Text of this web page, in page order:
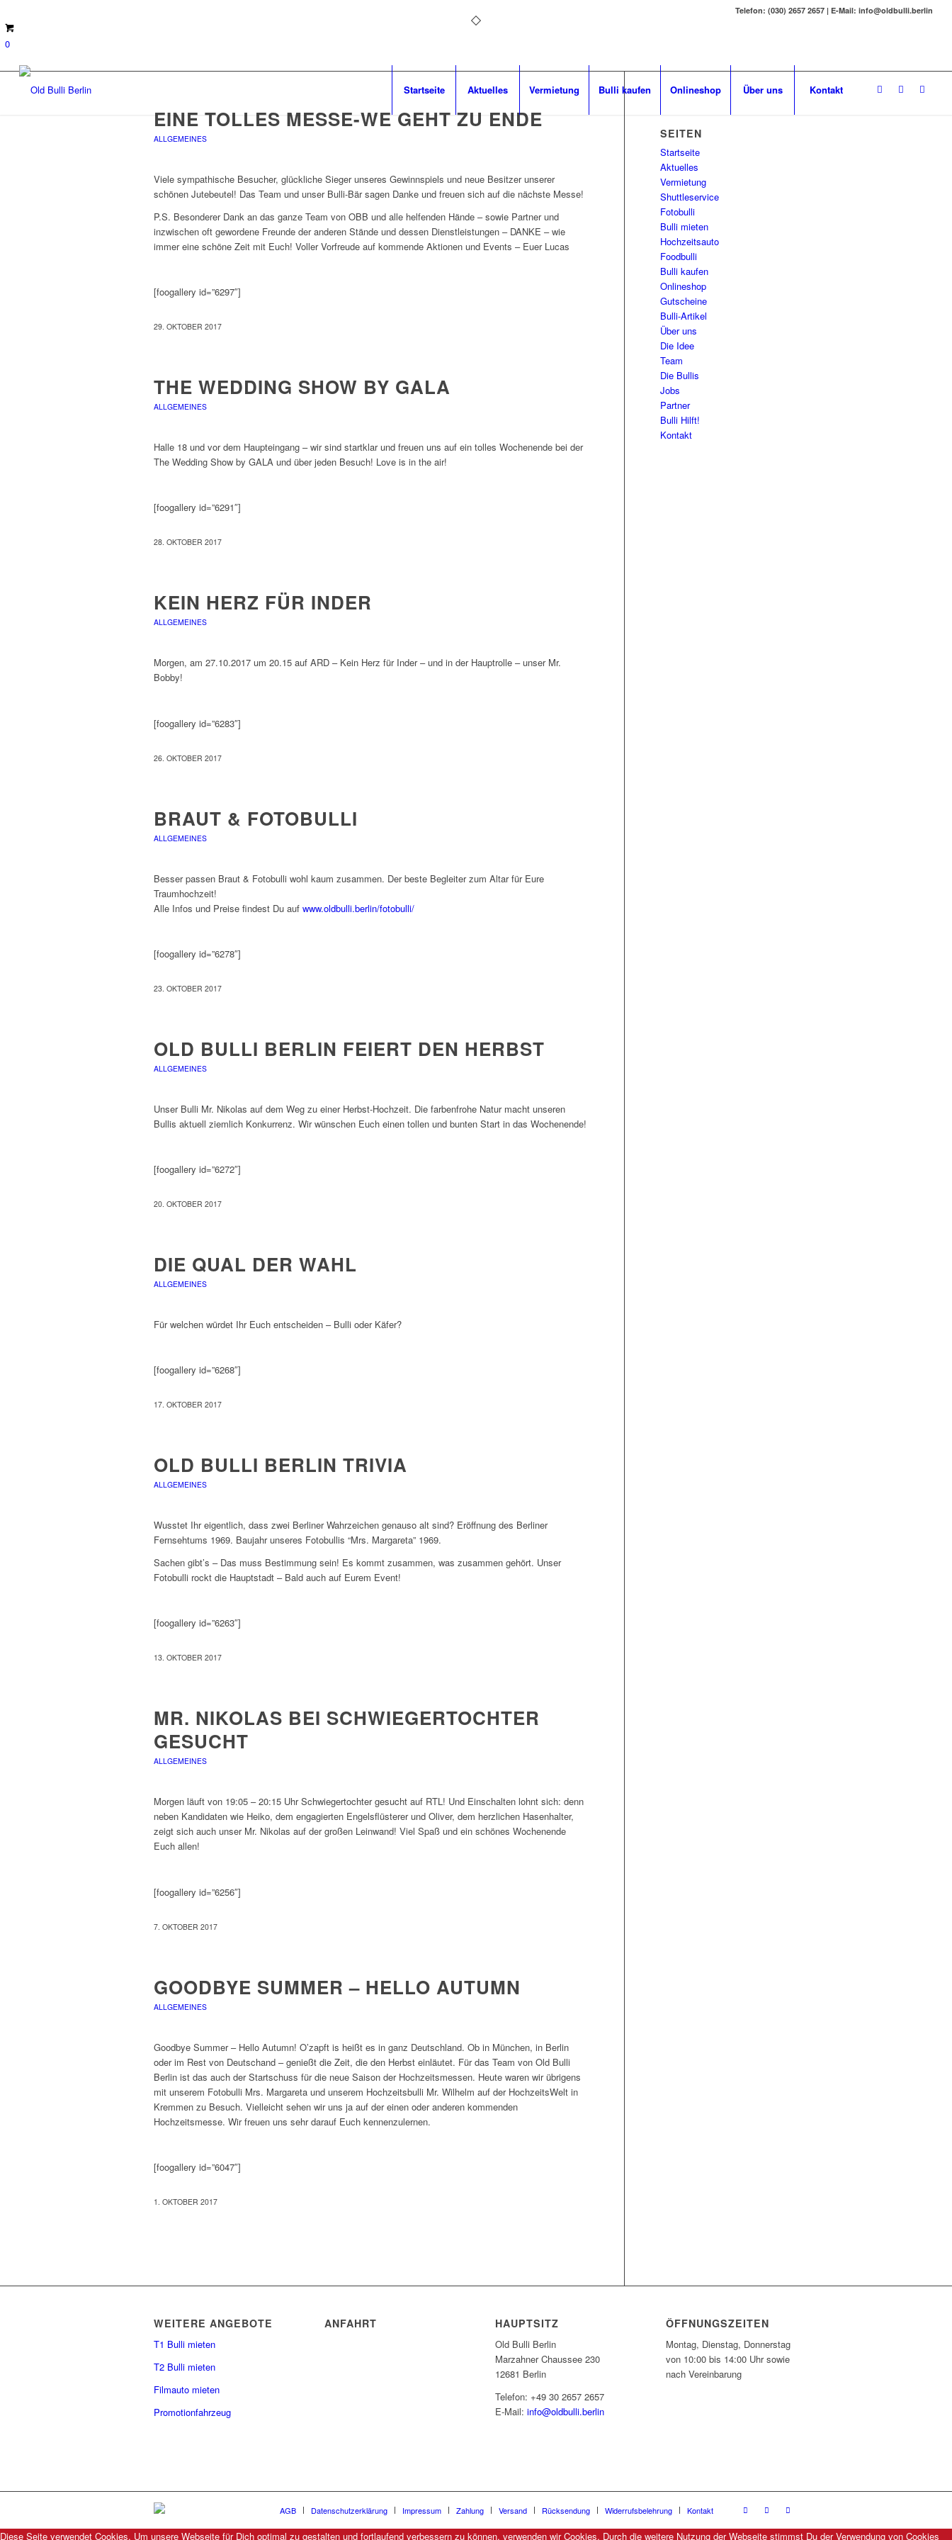
Telefon: (030) 2657 2657 | E-Mail: info@oldbulli.berlin
0
Startseite Aktuelles Vermietung Bulli kaufen Onlineshop Über uns Kontakt
EINE TOLLES MESSE-WE GEHT ZU ENDE
ALLGEMEINES
Viele sympathische Besucher, glückliche Sieger unseres Gewinnspiels und neue Besitzer unserer
schönen Jutebeutel! Das Team und unser Bulli-Bär sagen Danke und freuen sich auf die nächste Messe!
P.S. Besonderer Dank an das ganze Team von OBB und alle helfenden Hände – sowie Partner und
inzwischen oft gewordene Freunde der anderen Stände und dessen Dienstleistungen – DANKE – wie
immer eine schöne Zeit mit Euch! Voller Vorfreude auf kommende Aktionen und Events – Euer Lucas
[foogallery id=”6297″]
29. OKTOBER 2017
THE WEDDING SHOW BY GALA
ALLGEMEINES
Halle 18 und vor dem Haupteingang – wir sind startklar und freuen uns auf ein tolles Wochenende bei der
The Wedding Show by GALA und über jeden Besuch! Love is in the air!
[foogallery id=”6291″]
28. OKTOBER 2017
KEIN HERZ FÜR INDER
ALLGEMEINES
Morgen, am 27.10.2017 um 20.15 auf ARD – Kein Herz für Inder – und in der Hauptrolle – unser Mr.
Bobby!
[foogallery id=”6283″]
26. OKTOBER 2017
BRAUT & FOTOBULLI
ALLGEMEINES
Besser passen Braut & Fotobulli wohl kaum zusammen. Der beste Begleiter zum Altar für Eure
Traumhochzeit!
Alle Infos und Preise findest Du auf www.oldbulli.berlin/fotobulli/
[foogallery id=”6278″]
23. OKTOBER 2017
OLD BULLI BERLIN FEIERT DEN HERBST
ALLGEMEINES
Unser Bulli Mr. Nikolas auf dem Weg zu einer Herbst-Hochzeit. Die farbenfrohe Natur macht unseren
Bullis aktuell ziemlich Konkurrenz. Wir wünschen Euch einen tollen und bunten Start in das Wochenende!
[foogallery id=”6272″]
20. OKTOBER 2017
DIE QUAL DER WAHL
ALLGEMEINES
Für welchen würdet Ihr Euch entscheiden – Bulli oder Käfer?
[foogallery id=”6268″]
17. OKTOBER 2017
OLD BULLI BERLIN TRIVIA
ALLGEMEINES
Wusstet Ihr eigentlich, dass zwei Berliner Wahrzeichen genauso alt sind? Eröffnung des Berliner
Fernsehtums 1969. Baujahr unseres Fotobullis “Mrs. Margareta” 1969.
Sachen gibt’s – Das muss Bestimmung sein! Es kommt zusammen, was zusammen gehört. Unser
Fotobulli rockt die Hauptstadt – Bald auch auf Eurem Event!
[foogallery id=”6263″]
13. OKTOBER 2017
MR. NIKOLAS BEI SCHWIEGERTOCHTER
GESUCHT
ALLGEMEINES
Morgen läuft von 19:05 – 20:15 Uhr Schwiegertochter gesucht auf RTL! Und Einschalten lohnt sich: denn
neben Kandidaten wie Heiko, dem engagierten Engelsflüsterer und Oliver, dem herzlichen Hasenhalter,
zeigt sich auch unser Mr. Nikolas auf der großen Leinwand! Viel Spaß und ein schönes Wochenende
Euch allen!
[foogallery id=”6256″]
7. OKTOBER 2017
GOODBYE SUMMER – HELLO AUTUMN
ALLGEMEINES
Goodbye Summer – Hello Autumn! O’zapft is heißt es in ganz Deutschland. Ob in München, in Berlin
oder im Rest von Deutschand – genießt die Zeit, die den Herbst einläutet. Für das Team von Old Bulli
Berlin ist das auch der Startschuss für die neue Saison der Hochzeitsmessen. Heute waren wir übrigens
mit unserem Fotobulli Mrs. Margareta und unserem Hochzeitsbulli Mr. Wilhelm auf der HochzeitsWelt in
Kremmen zu Besuch. Vielleicht sehen wir uns ja auf der einen oder anderen kommenden
Hochzeitsmesse. Wir freuen uns sehr darauf Euch kennenzulernen.
[foogallery id=”6047″]
1. OKTOBER 2017
SEITEN
Startseite
Aktuelles
Vermietung
Shuttleservice
Fotobulli
Bulli mieten
Hochzeitsauto
Foodbulli
Bulli kaufen
Onlineshop
Gutscheine
Bulli-Artikel
Über uns
Die Idee
Team
Die Bullis
Jobs
Partner
Bulli Hilft!
Kontakt
WEITERE ANGEBOTE
T1 Bulli mieten
T2 Bulli mieten
Filmauto mieten
Promotionfahrzeug
ANFAHRT HAUPTSITZ
Old Bulli Berlin
Marzahner Chaussee 230
12681 Berlin
Telefon: +49 30 2657 2657
E-Mail:info@oldbulli.berlin
ÖFFNUNGSZEITEN
Montag, Dienstag, Donnerstag
von 10:00 bis 14:00 Uhr sowie
nach Vereinbarung
AGB Datenschutzerklärung Impressum Zahlung Versand Rücksendung Widerrufsbelehrung Kontakt
Diese Seite verwendet Cookies. Um unsere Webseite für Dich optimal zu gestalten und fortlaufend verbessern zu können, verwenden wir Cookies. Durch die weitere Nutzung der Webseite stimmst Du der Verwendung von Cookies